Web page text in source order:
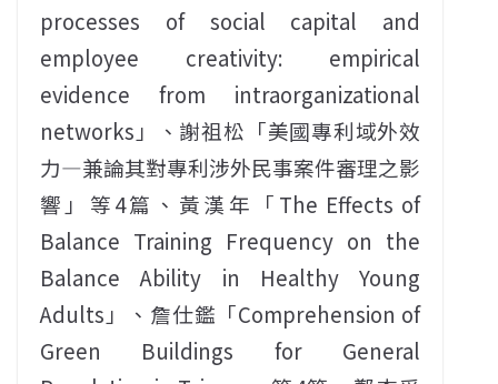
processes of social capital and
employee creativity: empirical
evidence from intraorganizational
networks」、謝祖松「美國專利域外效
力—兼論其對專利涉外民事案件審理之影
響」等4篇、黃漢年「The Effects of
Balance Training Frequency on the
Balance Ability in Healthy Young
Adults」、詹仕鑑「Comprehension of
Green Buildings for General